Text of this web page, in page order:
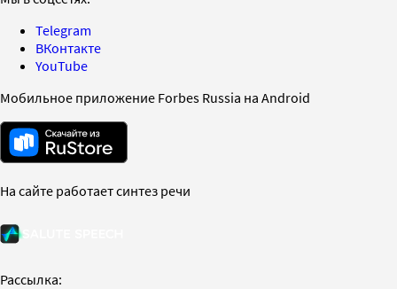
Telegram
ВКонтакте
YouTube
Мобильное приложение Forbes Russia на Android
На сайте работает синтез речи
Рассылка: